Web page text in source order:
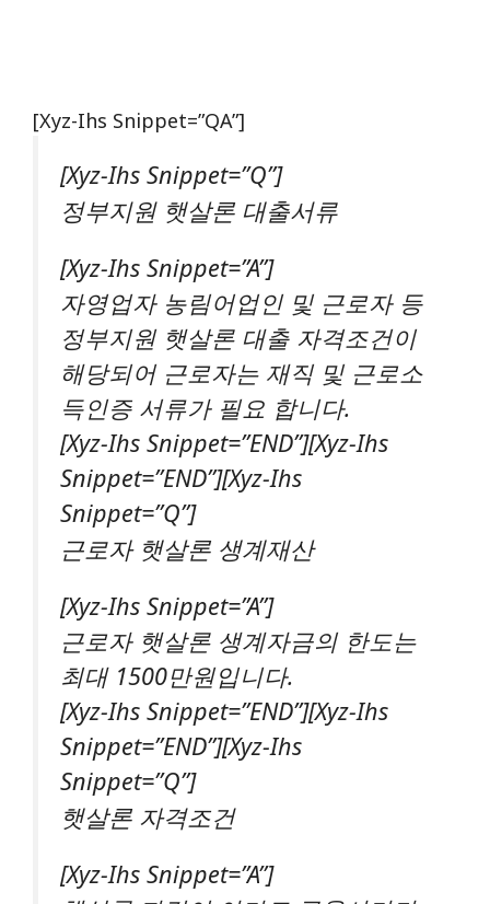
[xyz-Ihs Snippet=”QA”]
[xyz-Ihs Snippet=”Q”]
정부지원 햇살론 대출서류
[xyz-Ihs Snippet=”A”]
자영업자 농림어업인 및 근로자 등
정부지원 햇살론 대출 자격조건이
해당되어 근로자는 재직 및 근로소
득인증 서류가 필요 합니다.
[xyz-Ihs Snippet=”END”][xyz-Ihs
Snippet=”END”][xyz-Ihs
Snippet=”Q”]
근로자 햇살론 생계재산
[xyz-Ihs Snippet=”A”]
근로자 햇살론 생계자금의 한도는
최대 1500만원입니다.
[xyz-Ihs Snippet=”END”][xyz-Ihs
Snippet=”END”][xyz-Ihs
Snippet=”Q”]
햇살론 자격조건
[xyz-Ihs Snippet=”A”]